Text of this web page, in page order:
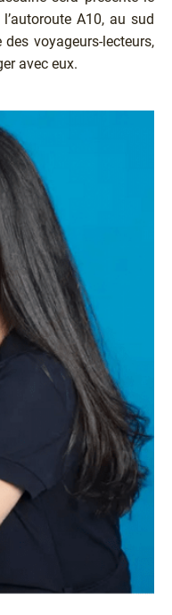
A10, au sud
voyageurs-lecteurs,
avec eux.